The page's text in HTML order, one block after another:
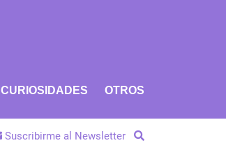
CURIOSIDADES OTROS
Suscribirme al Newsletter